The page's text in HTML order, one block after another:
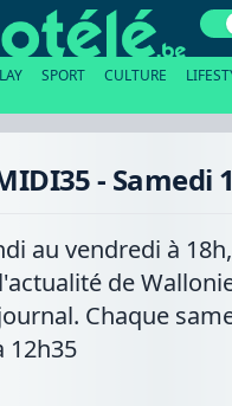
SPORT CULTURE
- Samedi
au vendredi à
de
Chaque
12h35